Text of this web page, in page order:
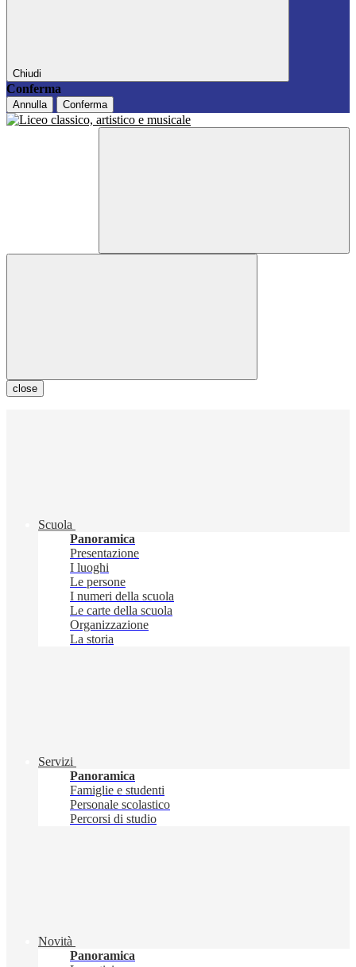
Chiudi
Conferma
Annulla Conferma
close
Scuola
Panoramica
Presentazione
I luoghi
Le persone
I numeri della scuola
Le carte della scuola
Organizzazione
La storia
Servizi
Panoramica
Famiglie e studenti
Personale scolastico
Percorsi di studio
Novità
Panoramica